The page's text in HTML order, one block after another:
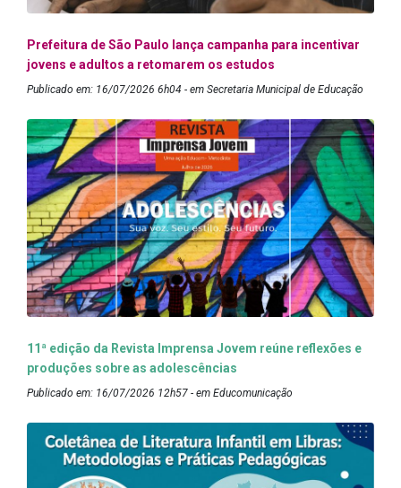
Prefeitura de São Paulo lança campanha para incentivar
jovens e adultos a retomarem os estudos
Publicado em: 16/07/2026 6h04 - em Secretaria Municipal de Educação
11ª edição da Revista Imprensa Jovem reúne reflexões e
produções sobre as adolescências
Publicado em: 16/07/2026 12h57 - em Educomunicação